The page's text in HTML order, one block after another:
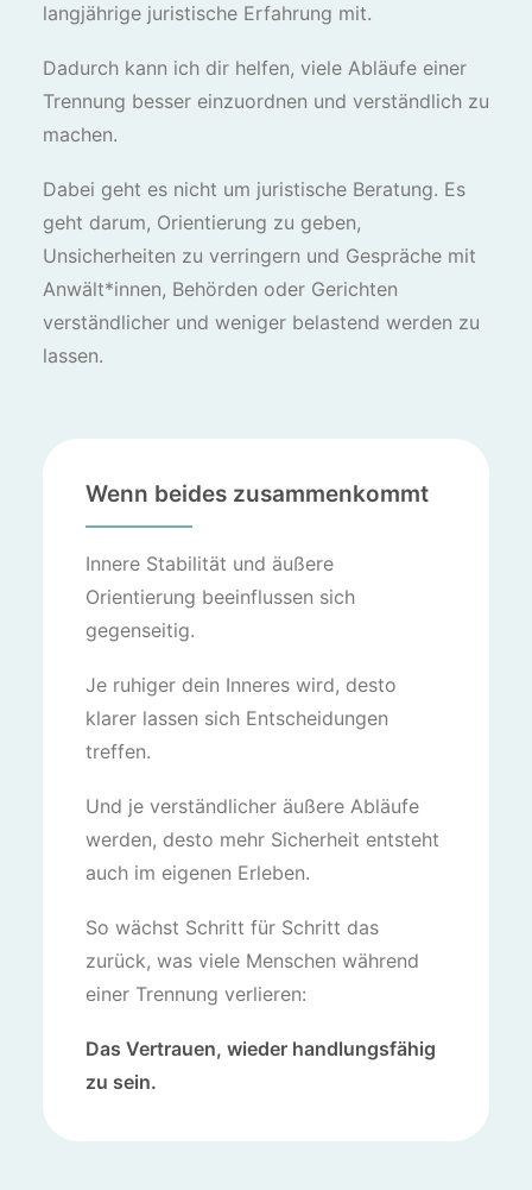
langjährige juristische Erfahrung mit.
Dadurch kann ich dir helfen, viele Abläufe einer
Trennung besser einzuordnen und verständlich zu
machen.
Dabei geht es nicht um juristische Beratung. Es
geht darum, Orientierung zu geben,
Unsicherheiten zu verringern und Gespräche mit
Anwält*innen, Behörden oder Gerichten
verständlicher und weniger belastend werden zu
lassen.
Wenn beides zusammenkommt
Innere Stabilität und äußere
Orientierung beeinflussen sich
gegenseitig.
Je ruhiger dein Inneres wird, desto
klarer lassen sich Entscheidungen
treffen.
Und je verständlicher äußere Abläufe
werden, desto mehr Sicherheit entsteht
auch im eigenen Erleben.
So wächst Schritt für Schritt das
zurück, was viele Menschen während
einer Trennung verlieren:
Das Vertrauen, wieder handlungsfähig
zu sein.